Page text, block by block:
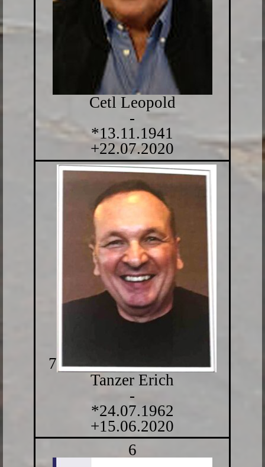
Cetl Leopold
-
*13.11.1941
+22.07.2020
7
Tanzer Erich
-
*24.07.1962
+15.06.2020
6